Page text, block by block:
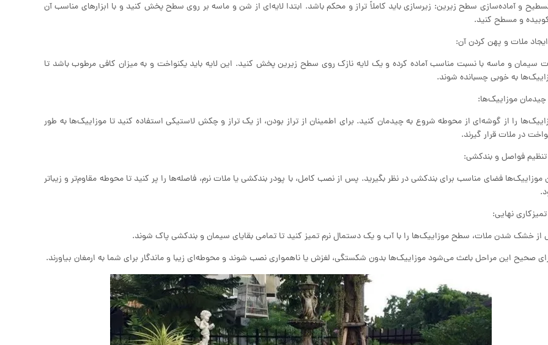
و آماده‌سازی سطح زیرین: زیرسازی باید کاملاً تراز و محکم باشد. ابتدا لایه‌ای از شن و ماسه بر روی سطح پخش کنید و با ابزارهای مناسب آن
و مسطح کنید.
سیمان و ماسه با نسبت مناسب آماده کرده و یک لایه نازک روی سطح زیرین پخش کنید. این لایه باید یکنواخت و به میزان کافی مرطوب باشد تا
به خوبی چسبانده شوند.
را از گوشه‌ای از محوطه شروع به چیدمان کنید. برای اطمینان از تراز بودن، از یک تراز و چکش لاستیکی استفاده کنید تا موزاییک‌ها به طور
در ملات قرار گیرند.
موزاییک‌ها فضای مناسب برای بندکشی در نظر بگیرید. پس از نصب کامل، با پودر بندکشی یا ملات نرم، فاصله‌ها را پر کنید تا محوطه مقاوم‌تر و زیباتر
خشک شدن ملات، سطح موزاییک‌ها را با آب و یک دستمال نرم تمیز کنید تا تمامی بقایای سیمان و بندکشی پاک شوند.
صحیح این مراحل باعث می‌شود موزاییک‌ها بدون شکستگی، لغزش یا ناهمواری نصب شوند و محوطه‌ای زیبا و ماندگار برای شما به ارمغان بیاورند.